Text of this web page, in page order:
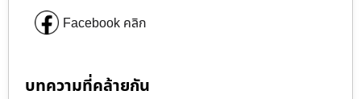
Facebook คลิก
บทความที่คล้ายกัน